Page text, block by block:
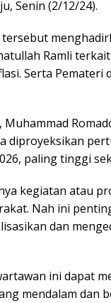
Senin (2/12/24).
Ramli
Serta Pemateri
diproyeksikan
paling tinggi
kegiatan atau
Nah ini
dan
ini dapat
mendalam dan